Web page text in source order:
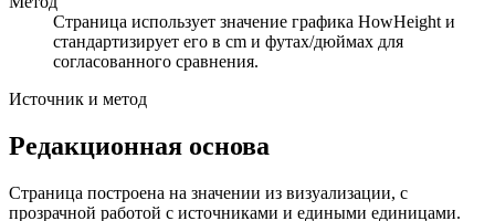
Страница использует значение графика HowHeight и
стандартизирует его в cm и футах/дюймах для
согласованного сравнения.
Источник и метод
Редакционная основа
Страница построена на значении из визуализации, с
прозрачной работой с источниками и едиными единицами.